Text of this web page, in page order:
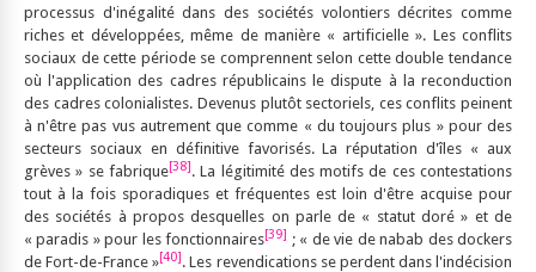
processus d'inégalité dans des sociétés volontiers décrites comme
riches et développées, même de manière « artificielle ». Les conflits
sociaux de cette période se comprennent selon cette double tendance
où l'application des cadres républicains le dispute à la reconduction
des cadres colonialistes. Devenus plutôt sectoriels, ces conflits peinent
à n'être pas vus autrement que comme « du toujours plus » pour des
secteurs sociaux en définitive favorisés. La réputation d'îles « aux
grèves » se fabrique[38]. La légitimité des motifs de ces contestations
tout à la fois sporadiques et fréquentes est loin d'être acquise pour
des sociétés à propos desquelles on parle de « statut doré » et de
« paradis » pour les fonctionnaires[39] ; « de vie de nabab des dockers
de Fort-de-France »[40]. Les revendications se perdent dans l'indécision